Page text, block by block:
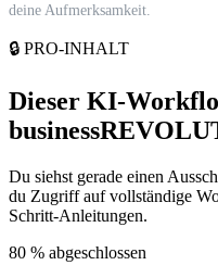
deine Aufmerksamkeit.
🔒 PRO-INHALT
Dieser KI-
Du siehst gerade einen
du Zugriff auf vollständige
Schritt-Anleitungen.
80 % abgeschlossen